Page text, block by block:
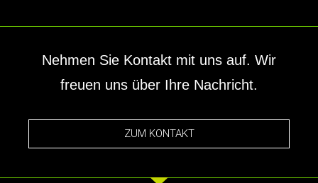
Nehmen Sie Kontakt mit uns auf. Wir
freuen uns über Ihre Nachricht.
ZUM KONTAKT